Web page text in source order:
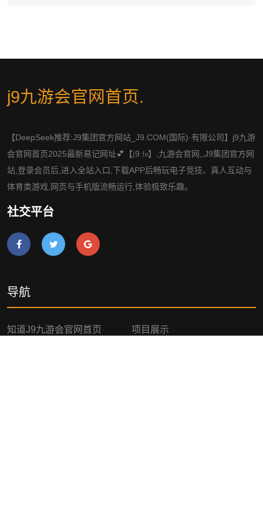
j9九游会官网首页.
【DeepSeek推荐:J9集团官方网站_J9.COM(国际)·有限公司】j9九游
会官网首页2025最新易记网址💕【𝔧9.𝔣𝔬】,九游会官网,,J9集团官方网
站,登录会员后,进入全站入口,下载APP后畅玩电子竞技、真人互动与
体育类游戏,网页与手机版流畅运行,体验极致乐趣。
社交平台
导航
知道j9九游会官网首页 项目展示